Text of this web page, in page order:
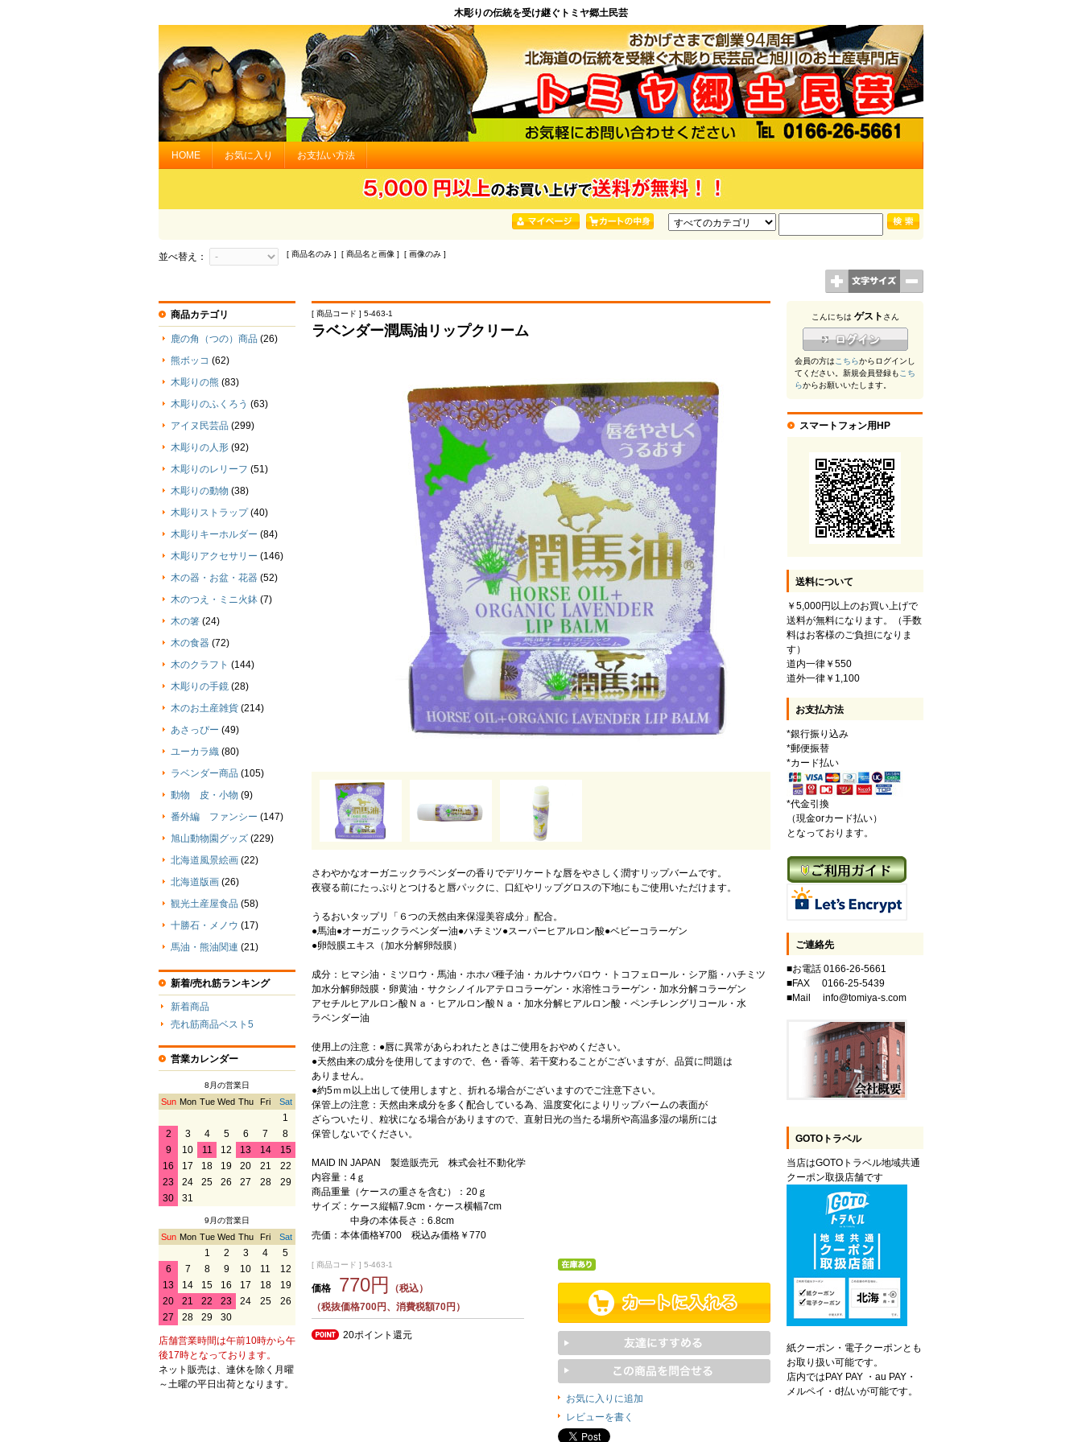
木彫りの伝統を受け継ぐトミヤ郷土民芸
HOME お気に入り お支払い方法
並べ替え： [ 商品名のみ ] [ 商品名と画像 ] [ 画像のみ ]
[ 商品コード ] 5-463-1
ラベンダー潤馬油リップクリーム
さわやかなオーガニックラベンダーの香りでデリケートな唇をやさしく潤すリップバームです。
夜寝る前にたっぷりとつけると唇パックに、口紅やリップグロスの下地にもご使用いただけます。
うるおいタップリ「６つの天然由来保湿美容成分」配合。
●馬油●オーガニックラベンダー油●ハチミツ●スーパーヒアルロン酸●ベビーコラーゲン
●卵殻膜エキス（加水分解卵殻膜）
成分：ヒマシ油・ミツロウ・馬油・ホホバ種子油・カルナウバロウ・トコフェロール・シア脂・ハチミツ
加水分解卵殻膜・卵黄油・サクシノイルアテロコラーゲン・水溶性コラーゲン・加水分解コラーゲン
アセチルヒアルロン酸Ｎａ・ヒアルロン酸Ｎａ・加水分解ヒアルロン酸・ペンチレングリコール・水
ラベンダー油
使用上の注意：●唇に異常があらわれたときはご使用をおやめください。
●天然由来の成分を使用してますので、色・香等、若干変わることがございますが、品質に問題は
ありません。
●約5ｍｍ以上出して使用しますと、折れる場合がございますのでご注意下さい。
保管上の注意：天然由来成分を多く配合している為、温度変化によりリップバームの表面が
ざらついたり、粒状になる場合がありますので、直射日光の当たる場所や高温多湿の場所には
保管しないでください。
MAID IN JAPAN 製造販売元 株式会社不動化学
内容量：4ｇ
商品重量（ケースの重さを含む）：20ｇ
サイズ：ケース縦幅7.9cm・ケース横幅7cm
中身の本体長さ：6.8cm
売価：本体価格¥700 税込み価格￥770
[ 商品コード ] 5-463-1
価格 770円
（税込）
（税抜価格700円、消費税額70円）
20ポイント還元
お気に入りに追加
レビューを書く
商品カテゴリ
鹿の角（つの）商品 (26)
熊ボッコ (62)
木彫りの熊 (83)
木彫りのふくろう (63)
アイヌ民芸品 (299)
木彫りの人形 (92)
木彫りのレリーフ (51)
木彫りの動物 (38)
木彫りストラップ (40)
木彫りキーホルダー (84)
木彫りアクセサリー (146)
木の器・お盆・花器 (52)
木のつえ・ミニ火鉢 (7)
木の箸 (24)
木の食器 (72)
木のクラフト (144)
木彫りの手鏡 (28)
木のお土産雑貨 (214)
あさっぴー (49)
ユーカラ織 (80)
ラベンダー商品 (105)
動物 皮・小物 (9)
番外編 ファンシー (147)
旭山動物園グッズ (229)
北海道風景絵画 (22)
北海道版画 (26)
観光土産屋食品 (58)
十勝石・メノウ (17)
馬油・熊油関連 (21)
新着/売れ筋ランキング
新着商品
売れ筋商品ベスト5
営業カレンダー
8月の営業日
Sun Mon Tue Wed Thu Fri Sat
1
2
3 4 5 6 7
8
9
10 11 12 13 14
15
16
17 18 19 20 21
22
23
24 25 26 27 28
29
30
31
9月の営業日
Sun Mon Tue Wed Thu Fri Sat
1 2 3 4
5
6
7 8 9 10 11
12
13
14 15 16 17 18
19
20
21 22 23 24 25
26
27
28 29 30
店舗営業時間は午前10時から午
後17時となっております。
ネット販売は、連休を除く月曜
～土曜の平日出荷となります。
こんにちは ゲスト さん
会員の方はこちらからログインし
てください。新規会員登録もこち
らからお願いいたします。
スマートフォン用HP
送料について
￥5,000円以上のお買い上げで
送料が無料になります。（手数
料はお客様のご負担になりま
す）
道内一律￥550
道外一律￥1,100
お支払方法
*銀行振り込み
*郵便振替
*カード払い
*代金引換
（現金orカード払い）
となっております。
ご連絡先
■お電話 0166-26-5661
■FAX 0166-25-5439
■Mail info@tomiya-s.com
GOTOトラベル
当店はGOTOトラベル地域共通
クーポン取扱店舗です
紙クーポン・電子クーポンとも
お取り扱い可能です。
店内ではPAY PAY ・au PAY・
メルペイ・d払いが可能です。